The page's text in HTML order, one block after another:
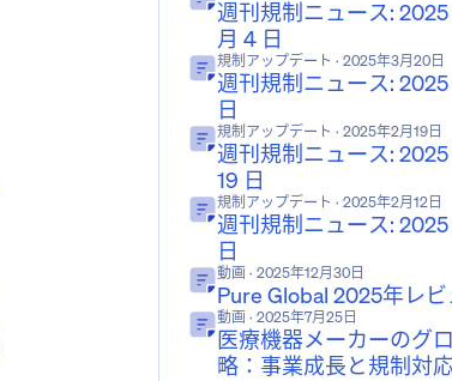
週刊規制ニュース:
月 4 日
規制アップデート · 2025年3月20日
週刊規制ニュース: 2025
日
規制アップデート · 2025年2月19日
週刊規制ニュース: 2025
19 日
規制アップデート · 2025年2月12日
週刊規制ニュース: 2025
日
動画 · 2025年12月30日
Pure Global 2025年レ
動画 · 2025年7月25日
医療機器メーカーのグ
略：事業成長と規制対